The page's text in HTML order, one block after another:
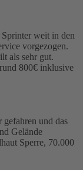
weit in den
vorgezogen.
als sehr gut.
800€ inklusive
und das
Gelände
Sperre, 70.000